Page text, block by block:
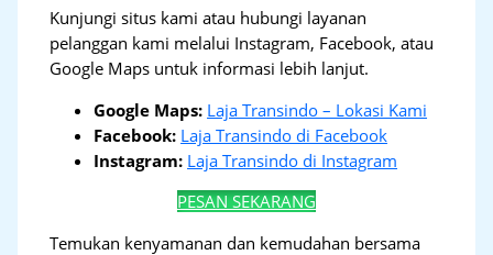
Kunjungi situs kami atau hubungi layanan
pelanggan kami melalui Instagram, Facebook, atau
Google Maps untuk informasi lebih lanjut.
Google Maps: Laja Transindo – Lokasi Kami
Facebook: Laja Transindo di Facebook
Instagram: Laja Transindo di Instagram
PESAN SEKARANG
Temukan kenyamanan dan kemudahan bersama